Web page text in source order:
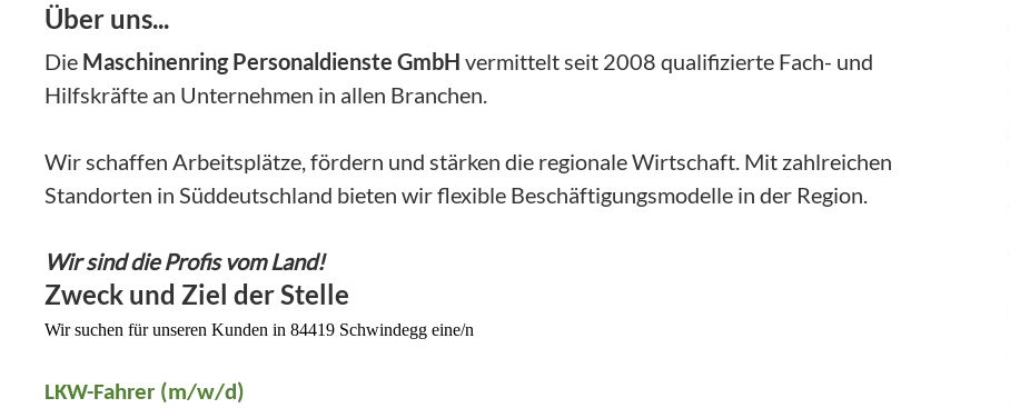
Über uns...
Die Maschinenring Personaldienste GmbH vermittelt seit 2008 qualifizierte Fach- und
Hilfskräfte an Unternehmen in allen Branchen.
Wir schaffen Arbeitsplätze, fördern und stärken die regionale Wirtschaft. Mit zahlreichen
Standorten in Süddeutschland bieten wir flexible Beschäftigungsmodelle in der Region.
Wir sind die Profis vom Land!
Zweck und Ziel der Stelle
Wir suchen für unseren Kunden in 84419 Schwindegg eine/n
LKW-Fahrer (m/w/d)